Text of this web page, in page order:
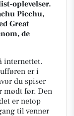
oplevelser.
Picchu,
Great
de
internettet.
er i
du spiser
mødt før. Den
er netop
til venner